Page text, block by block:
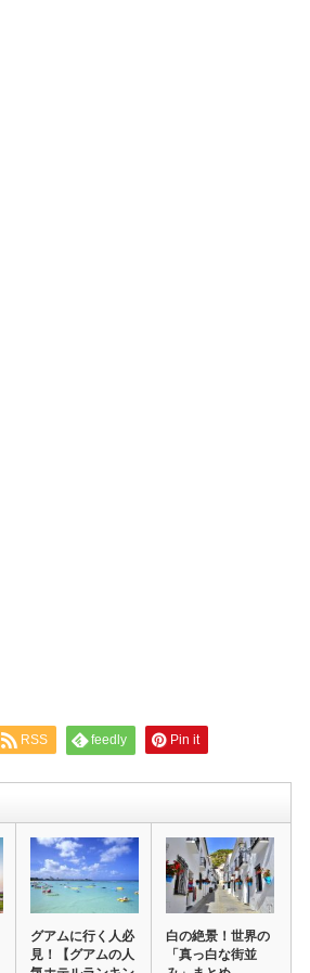
RSS feedly Pin it
グアムに行く人必
見！【グアムの人
白の絶景！世界の
「真っ白な街並